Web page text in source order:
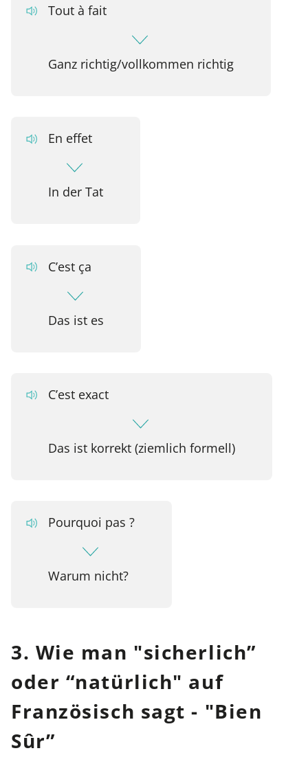
Tout à fait
Ganz richtig/vollkommen richtig
En effet
In der Tat
C’est ça
Das ist es
C’est exact
Das ist korrekt (ziemlich formell)
Pourquoi pas ?
Warum nicht?
3. Wie man "sicherlich”
oder “natürlich" auf
Französisch sagt - "Bien
Sûr”